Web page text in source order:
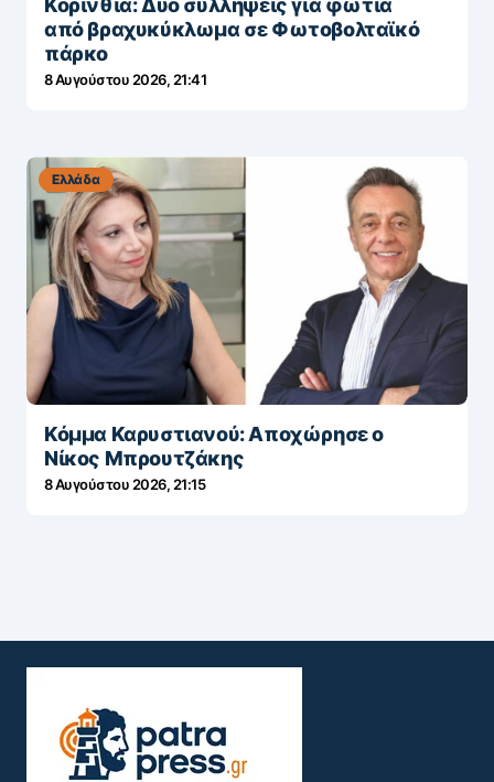
Κορινθία: Δύο συλλήψεις για φωτιά
από βραχυκύκλωμα σε Φωτοβολταϊκό
πάρκο
8 Αυγούστου 2026, 21:41
Ελλάδα
Κόμμα Καρυστιανού: Αποχώρησε ο
Νίκος Μπρουτζάκης
8 Αυγούστου 2026, 21:15